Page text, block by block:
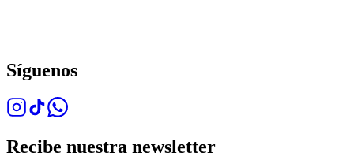
Síguenos
Recibe nuestra newsletter